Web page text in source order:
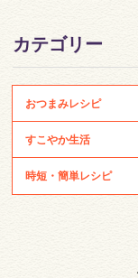
カテゴリー
おつまみレシピ
すこやか生活
時短・簡単レシピ